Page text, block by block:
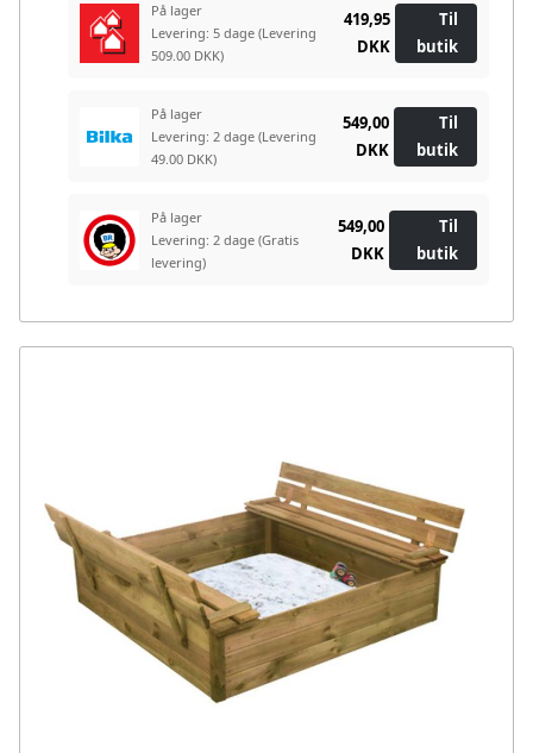
På lager
Levering: 5 dage (Levering
509.00 DKK)
419,95
DKK
Til
butik
På lager
Levering: 2 dage (Levering
49.00 DKK)
549,00
DKK
Til
butik
På lager
Levering: 2 dage (Gratis
levering)
549,00
DKK
Til
butik